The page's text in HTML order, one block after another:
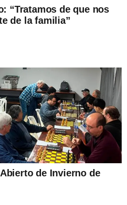
“Tratamos de que nos
de la familia”
de Invierno de